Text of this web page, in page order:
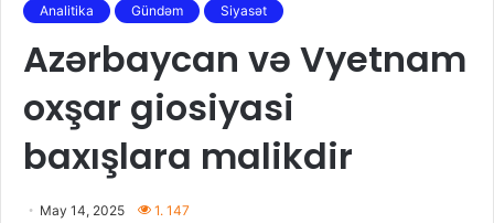
Analitika Gündəm Siyasət
Azərbaycan və Vyetnam
oxşar giosiyasi
baxışlara malikdir
May 14, 2025 1. 147